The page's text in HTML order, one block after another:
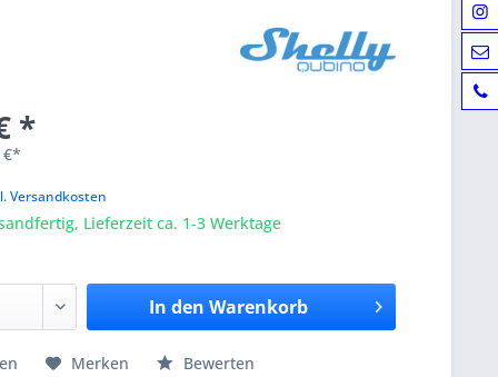
*
€*
Versandkosten
Lieferzeit ca. 1-3 Werktage
In den Warenkorb
Merken Bewerten